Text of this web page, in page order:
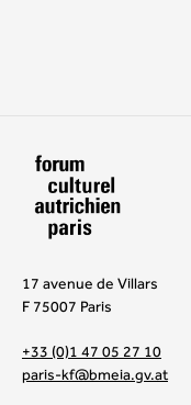
17 avenue de Villars
F 75007 Paris
+33 (0)1 47 05 27 10
paris-kf@bmeia.gv.at